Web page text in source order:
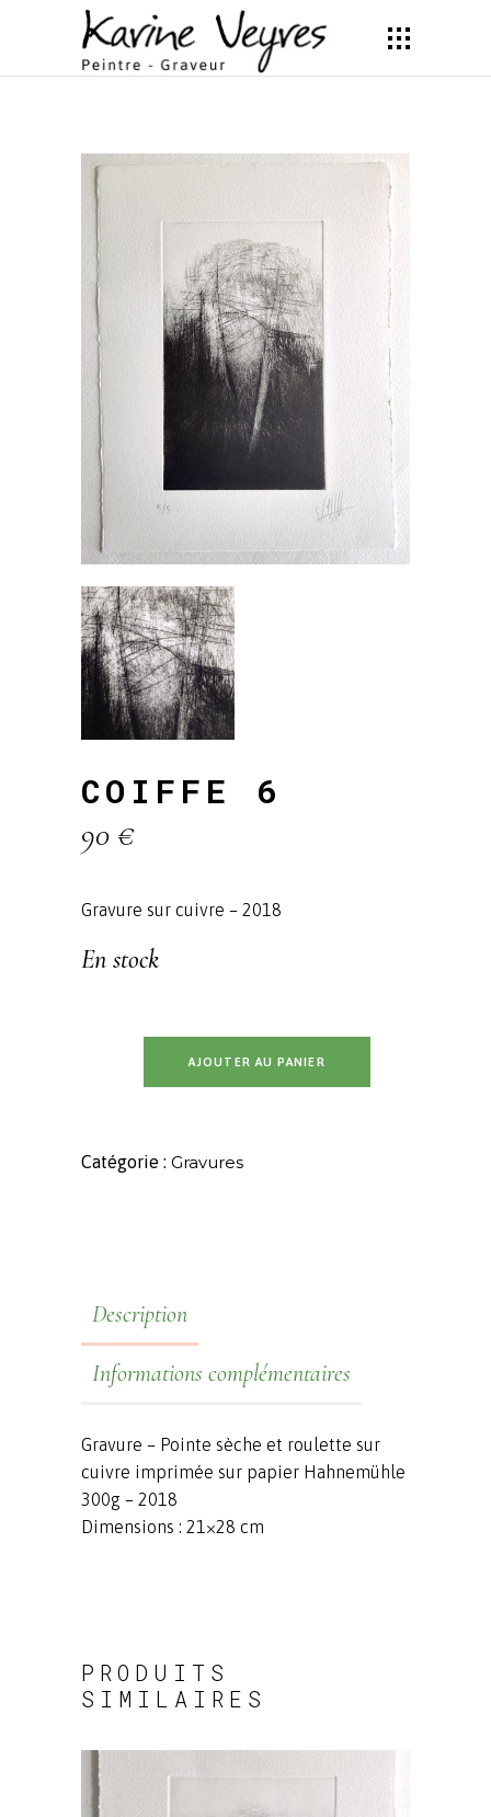
COIFFE 6
90 €
Gravure sur cuivre – 2018
En stock
AJOUTER AU PANIER
Catégorie : Gravures
Description
Informations complémentaires
Gravure – Pointe sèche et roulette sur
cuivre imprimée sur papier Hahnemühle
300g – 2018
Dimensions : 21×28 cm
PRODUITS
SIMILAIRES